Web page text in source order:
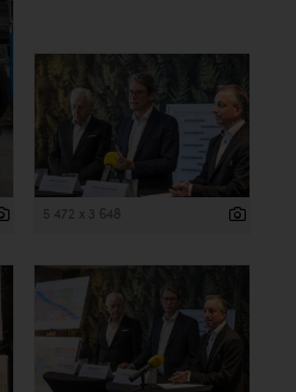
5 472 x 3 648